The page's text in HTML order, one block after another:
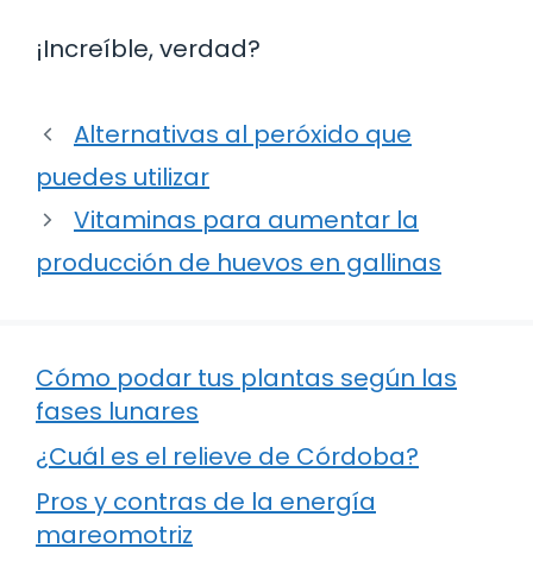
¡Increíble, verdad?
Alternativas al peróxido que
puedes utilizar
Vitaminas para aumentar la
producción de huevos en gallinas
Cómo podar tus plantas según las
fases lunares
¿Cuál es el relieve de Córdoba?
Pros y contras de la energía
mareomotriz